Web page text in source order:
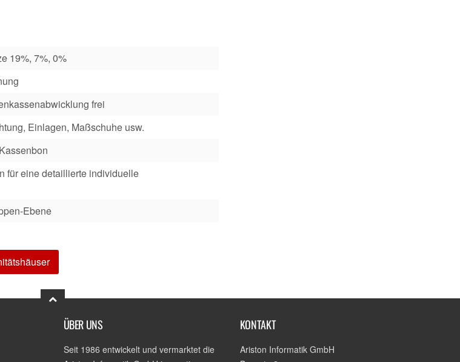
19%, 7%, 0%
frei
Einlagen, Maßschuhe usw.
für eine detaillierte individuelle
Ebene
ÜBER UNS
Seit 1986 entwickelt und vermarktet die
KONTAKT
Ariston Informatik GmbH